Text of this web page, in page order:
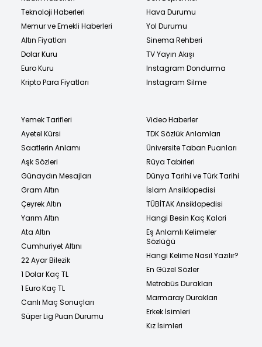
Teknoloji Haberleri
Memur ve Emekli Haberleri
Altın Fiyatları
Dolar Kuru
Euro Kuru
Kripto Para Fiyatları
Hava Durumu
Yol Durumu
Sinema Rehberi
TV Yayın Akışı
Instagram Dondurma
Instagram Silme
Yemek Tarifleri
Ayetel Kürsi
Saatlerin Anlamı
Aşk Sözleri
Günaydın Mesajları
Gram Altın
Çeyrek Altın
Yarım Altın
Ata Altın
Cumhuriyet Altını
22 Ayar Bilezik
1 Dolar Kaç TL
1 Euro Kaç TL
Canlı Maç Sonuçları
Süper Lig Puan Durumu
Video Haberler
TDK Sözlük Anlamları
Üniversite Taban Puanları
Rüya Tabirleri
Dünya Tarihi ve Türk Tarihi
İslam Ansiklopedisi
TÜBİTAK Ansiklopedisi
Hangi Besin Kaç Kalori
Eş Anlamlı Kelimeler
Sözlüğü
Hangi Kelime Nasıl Yazılır?
En Güzel Sözler
Metrobüs Durakları
Marmaray Durakları
Erkek İsimleri
Kız İsimleri